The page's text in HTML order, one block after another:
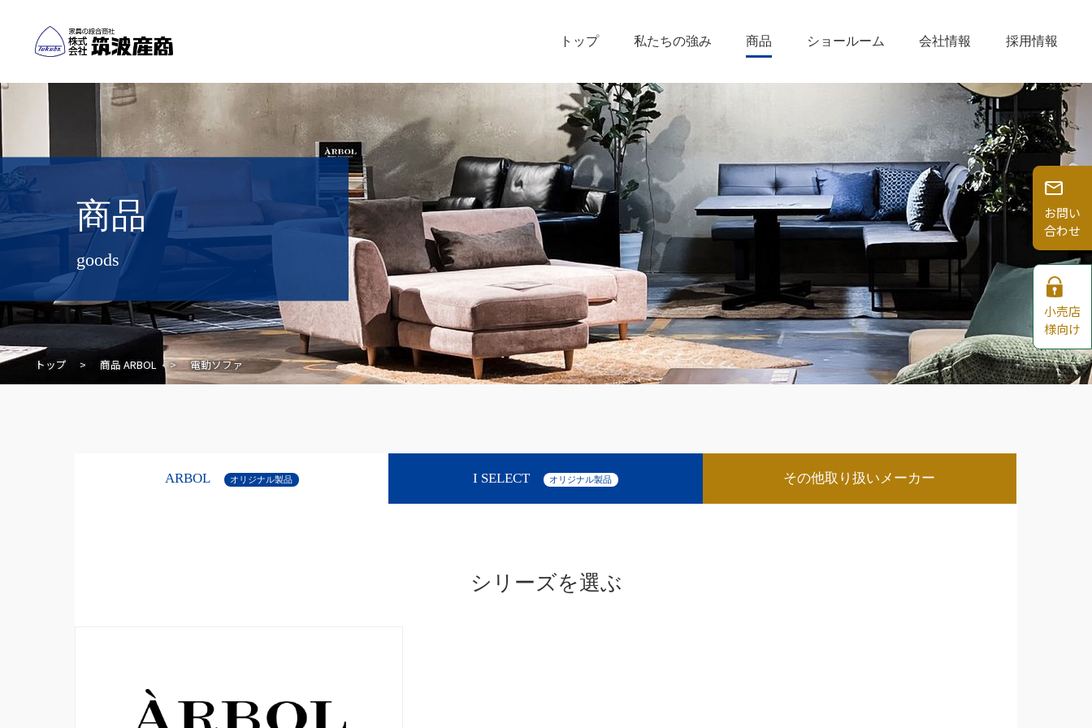
トップ 私たちの強み 商品 ショールーム 会社情報 採用情報
商品
goods
トップ > 商品ARBOL > 電動ソファ
ARBOL オリジナル製品 I SELECT オリジナル製品 その他取り扱いメーカー
シリーズを選ぶ
お問い
合わせ
小売店
様向け